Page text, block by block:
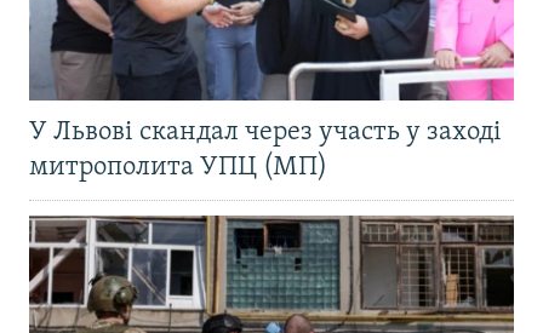
У Львові скандал через участь у заході
митрополита УПЦ (МП)